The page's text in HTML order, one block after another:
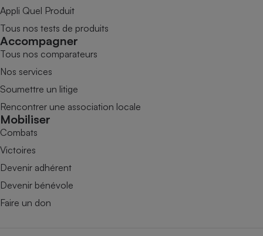
Appli Quel Produit
Tous nos tests de produits
Accompagner
Tous nos comparateurs
Nos services
Soumettre un litige
Rencontrer une association locale
Mobiliser
Combats
Victoires
Devenir adhérent
Devenir bénévole
Faire un don